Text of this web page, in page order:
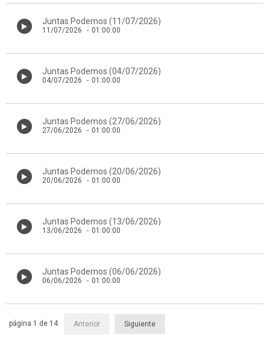
Juntas Podemos (11/07/2026)
11/07/2026 - 01:00:00
Juntas Podemos (04/07/2026)
04/07/2026 - 01:00:00
Juntas Podemos (27/06/2026)
27/06/2026 - 01:00:00
Juntas Podemos (20/06/2026)
20/06/2026 - 01:00:00
Juntas Podemos (13/06/2026)
13/06/2026 - 01:00:00
Juntas Podemos (06/06/2026)
06/06/2026 - 01:00:00
Anterior Siguiente
página 1 de 14